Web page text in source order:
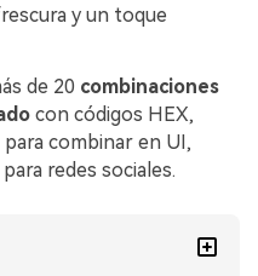
y un toque
de 20 combinaciones
con códigos HEX,
combinar en UI,
redes sociales.